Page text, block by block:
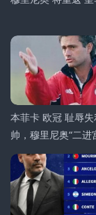
本菲卡 欧冠 耻辱
帅，穆里尼奥“二进